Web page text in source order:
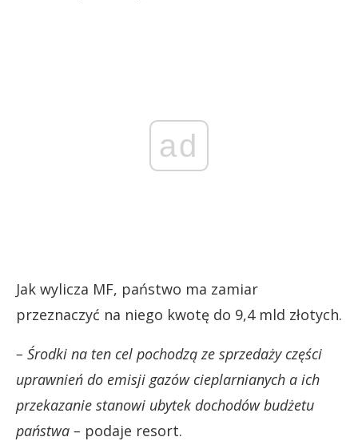
ad
Jak wylicza MF, państwo ma zamiar
przeznaczyć na niego kwotę do 9,4 mld złotych.
– Środki na ten cel pochodzą ze sprzedaży części
uprawnień do emisji gazów cieplarnianych a ich
przekazanie stanowi ubytek dochodów budżetu
państwa – podaje resort.